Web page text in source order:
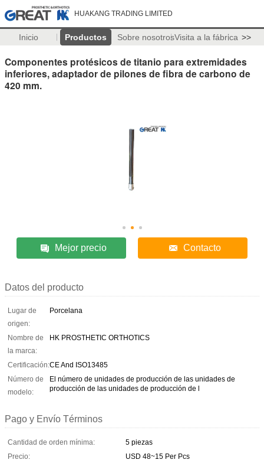
HUAKANG TRADING LIMITED
Inicio Productos Sobre nosotrosVisita a la fábrica >>
Componentes protésicos de titanio para extremidades
inferiores, adaptador de pilones de fibra de carbono de
420 mm.
Mejor precio Contacto
Datos del producto
Lugar de
origen:
Porcelana
Nombre de
la marca:
HK PROSTHETIC ORTHOTICS
Certificación:CE And ISO13485
Número de
modelo:
El número de unidades de producción de las unidades de
producción de las unidades de producción de l
Pago y Envío Términos
Cantidad de orden mínima:
5 piezas
Precio:
USD 48~15 Per Pcs